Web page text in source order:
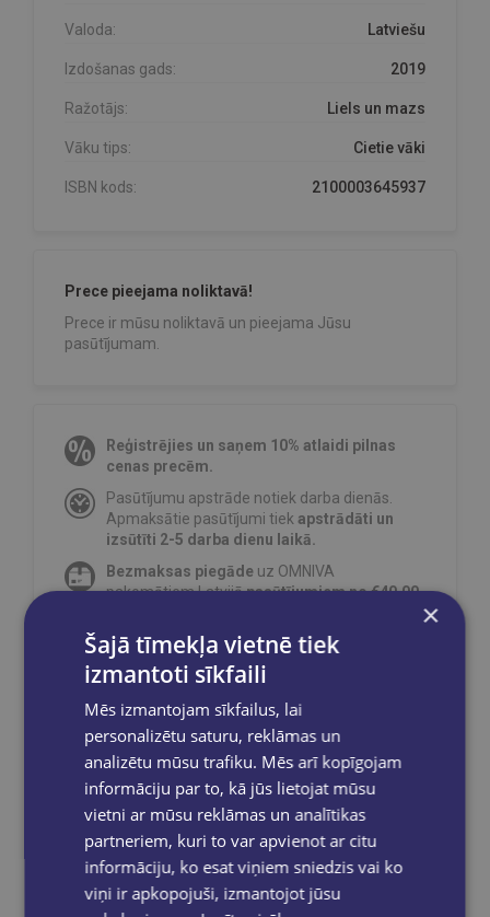
Valoda: Latviešu
Izdošanas gads: 2019
Ražotājs: Liels un mazs
Vāku tips: Cietie vāki
ISBN kods: 2100003645937
Prece pieejama noliktavā!
Prece ir mūsu noliktavā un pieejama Jūsu
pasūtījumam.
Reģistrējies un saņem 10% atlaidi pilnas
cenas precēm.
Pasūtījumu apstrāde notiek darba dienās.
Apmaksātie pasūtījumi tiek apstrādāti un
izsūtīti 2-5 darba dienu laikā.
Bezmaksas piegāde uz OMNIVA
pakomātiem Latvijāpasūtījumiem no €40.00.
grāmatnīcā 1-5 darba dienu laikā, kad
pasūtījums būs gatavs saņemšanai, saņemsi
e-pastu un/ vai SMS.
Dalies sociālajos tīklos:
×
Šajā tīmekļa vietnē tiek
izmantoti sīkfaili
Mēs izmantojam sīkfailus, lai
personalizētu saturu, reklāmas un
analizētu mūsu trafiku. Mēs arī kopīgojam
informāciju par to, kā jūs lietojat mūsu
vietni ar mūsu reklāmas un analītikas
partneriem, kuri to var apvienot ar citu
informāciju, ko esat viņiem sniedzis vai ko
viņi ir apkopojuši, izmantojot jūsu